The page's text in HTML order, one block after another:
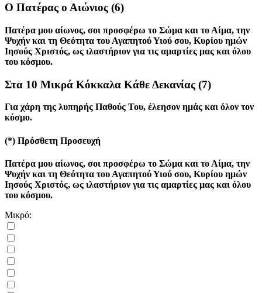
Ο Πατέρας ο Αιώνιος (6)
Πατέρα μου αίωνος, σοι προσφέρω το Σώμα και το Αίμα, την
Ψυχήν και τη Θεότητα του Αγαπητού Υιού σου, Κυρίου ημών
Ιησούς Χριστός, ως ιλαστήριον για τις αμαρτίες μας και όλου
του κόσμου.
Στα 10 Μικρά Κόκκαλα Κάθε Δεκανίας (7)
Για χάρη της λυπηρής Παθούς Του, έλεησον ημάς και όλον τον
κόσμο.
(*) Πρόσθετη Προσευχή
Πατέρα μου αίωνος, σοι προσφέρω το Σώμα και το Αίμα, την
Ψυχήν και τη Θεότητα του Αγαπητού Υιού σου, Κυρίου ημών
Ιησούς Χριστός, ως ιλαστήριον για τις αμαρτίες μας και όλου
του κόσμου.
Μικρό: